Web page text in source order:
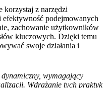
korzystaj z narzędzi
podejmowanych
zachowanie użytkowników
kluczowych. Dzięki temu
swoje działania i
wymagający
Wdrażanie tych praktyk